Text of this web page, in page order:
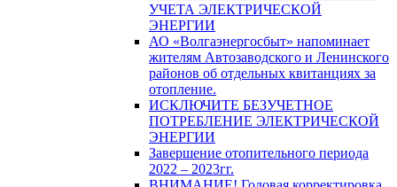
УЧЕТА ЭЛЕКТРИЧЕСКОЙ
ЭНЕРГИИ
АО «Волгаэнергосбыт» напоминает
жителям Автозаводского и Ленинского
районов об отдельных квитанциях за
отопление.
ИСКЛЮЧИТЕ БЕЗУЧЕТНОЕ
ПОТРЕБЛЕНИЕ ЭЛЕКТРИЧЕСКОЙ
ЭНЕРГИИ
Завершение отопительного периода
2022 – 2023гг.